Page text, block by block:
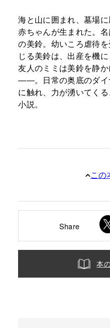
海と山に囲まれ、墓場に
赤ちゃんが生まれた。
の美鈴。幼いころ虐待
じる美鈴は、出産を機
友人のミミは美鈴を静
――。日常の奥底のダイ
に触れ、力が湧いてく
小説。
この
Share
本